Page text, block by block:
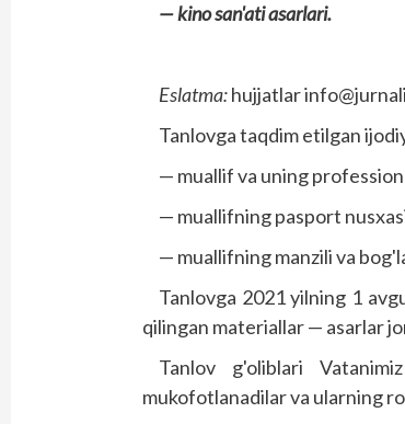
— kino san'ati asarlari.
Eslatma:hujjatlar
Tanlovga taqdim etilgan
— muallif va uning
— muallifning pasport
— muallifning manzili va
Tanlovga 2021 yilning 1
qilingan materiallar — asarlar
Tanlov g'oliblari
mukofotlanadilar va ularning